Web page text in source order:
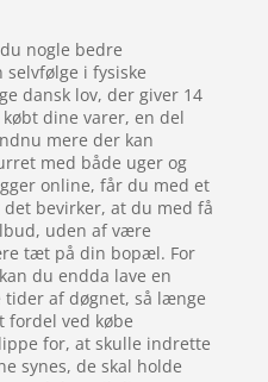
nogle bedre
selvfølge i fysiske
dansk lov, der giver 14
dine varer, en del
mere der kan
med både uger og
online, får du med et
bevirker, at du med få
uden af være
tæt på din bopæl. For
du endda lave en
af døgnet, så længe
fordel ved købe
for, at skulle indrette
synes, de skal holde